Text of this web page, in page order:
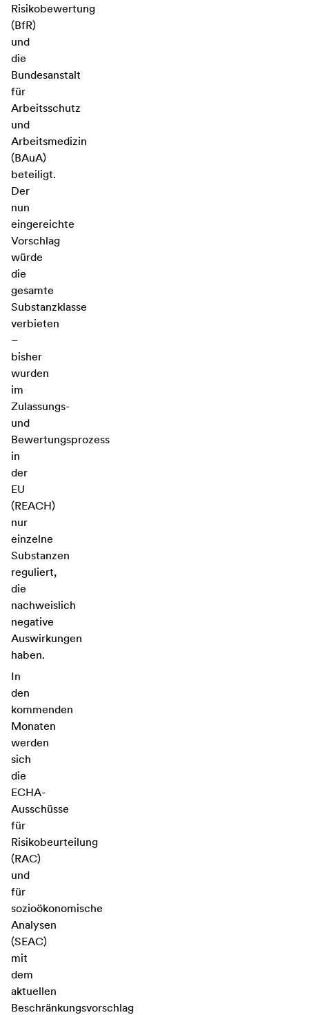
Risikobewertung
(BfR)
und
die
Bundesanstalt
für
Arbeitsschutz
und
Arbeitsmedizin
(BAuA)
beteiligt.
Der
nun
eingereichte
Vorschlag
würde
die
gesamte
Substanzklasse
verbieten
–
bisher
wurden
im
Zulassungs-
und
Bewertungsprozess
in
der
EU
(REACH)
nur
einzelne
Substanzen
reguliert,
die
nachweislich
negative
Auswirkungen
haben.
In
den
kommenden
Monaten
werden
sich
die
ECHA-
Ausschüsse
für
Risikobeurteilung
(RAC)
und
für
sozioökonomische
Analysen
(SEAC)
mit
dem
aktuellen
Beschränkungsvorschlag